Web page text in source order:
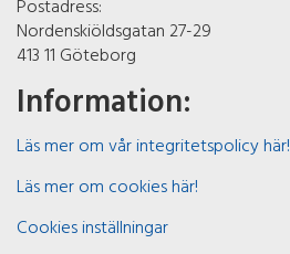
Nordenskiöldsgatan 27-29
413 11 Göteborg
Information:
Läs mer om vår integritetspolicy här!
Läs mer om cookies här!
Cookies inställningar